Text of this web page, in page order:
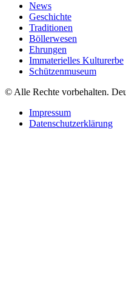
News
Geschichte
Traditionen
Böllerwesen
Ehrungen
Immaterielles Kulturerbe
Schützenmuseum
© Alle Rechte vorbehalten.
Impressum
Datenschutzerklärung